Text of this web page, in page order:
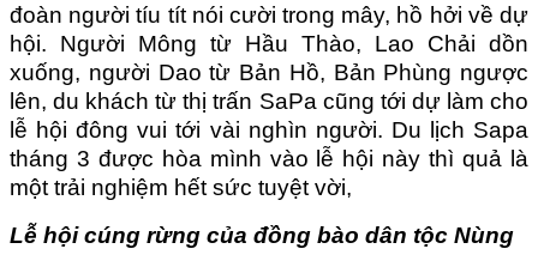
đoàn người tíu tít nói cười trong mây, hồ hởi về dự
hội. Người Mông từ Hầu Thào, Lao Chải dồn
xuống, người Dao từ Bản Hồ, Bản Phùng ngược
lên, du khách từ thị trấn SaPa cũng tới dự làm cho
lễ hội đông vui tới vài nghìn người. Du lịch Sapa
tháng 3 được hòa mình vào lễ hội này thì quả là
một trải nghiệm hết sức tuyệt vời,
Lễ hội cúng rừng của đồng bào dân tộc Nùng